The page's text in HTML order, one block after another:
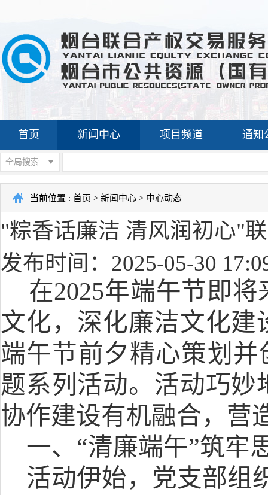
首页 新闻中心 项目频道 通知
全局搜索
当前位置 : 首页 > 新闻中心 > 中心动态
"粽香话廉洁 清风润初心"
发布时间：2025-05-30
在2025年端午节即将
文化，深化廉洁文化
端午节前夕精心策划
题系列活动。活动巧
协作建设有机融合，营
一、 “清廉端午”筑牢
活动伊始，党支部组